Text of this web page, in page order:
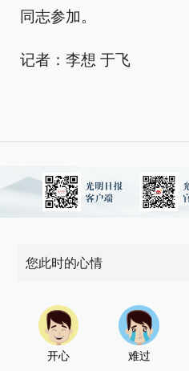
同志参加。
记者：李想 于飞
您此时的心情
开心 难过